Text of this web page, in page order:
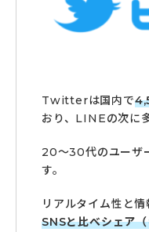
Twitterは国内で
おり、LINEの次に
20～30代のユーザ
す。
リアルタイム性と
SNSと比べシェア